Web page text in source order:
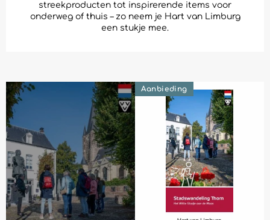
streekproducten tot inspirerende items voor
onderweg of thuis – zo neem je Hart van Limburg
een stukje mee.
Aanbieding